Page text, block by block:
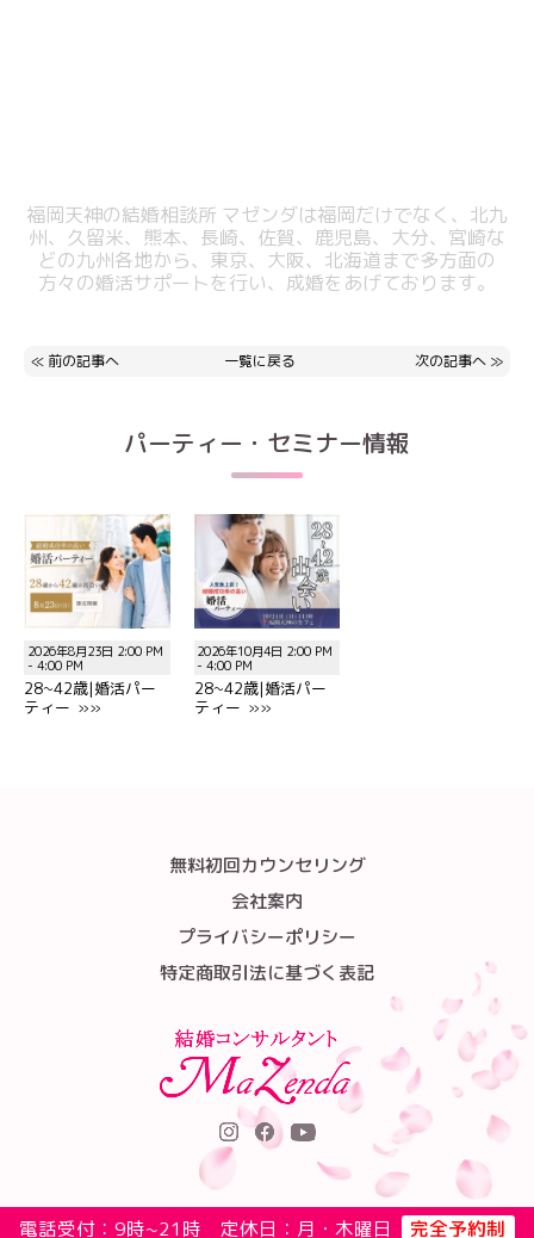
福岡天神の結婚相談所 マゼンダは福岡だけでなく、北九
州、久留米、熊本、 長崎、佐賀、鹿児島、大分、宮崎な
どの九州各地から、東京、大阪、北海道まで多方面の
方々の婚活サポートを行い、成婚をあげております。
≪ 前の記事へ 一覧に戻る 次の記事へ ≫
パーティー・セミナー情報
2026年8月23日 2:00 PM
- 4:00 PM
28~42歳|婚活パー
ティー »»
2026年10月4日 2:00 PM
- 4:00 PM
28~42歳|婚活パー
ティー »»
無料初回カウンセリング
会社案内
プライバシーポリシー
特定商取引法に基づく表記
電話受付：9時~21時 定休日：月・木曜日 完全予約制